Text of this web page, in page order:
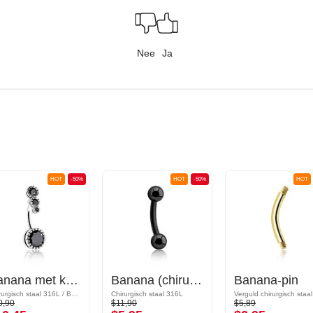
Nee Ja
-50%
HOT
Banana met kristalsteentjes
-50%
HOT
Banana (chirurgisch staal, zwart, glanzende afwerking) met balletjes
Chirurgisch staal 316L
$11,90
HOT
Banana-pin
$5,89